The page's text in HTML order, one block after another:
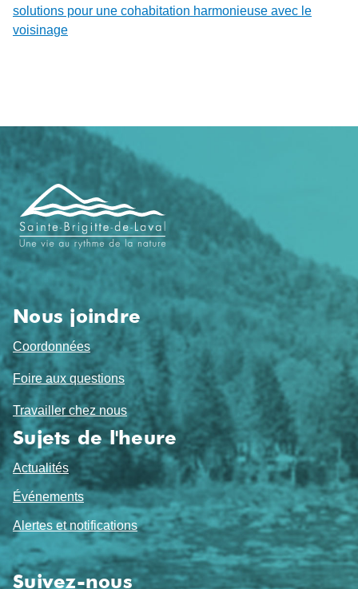
solutions pour une cohabitation harmonieuse avec le
voisinage
Navigation
de
pied
de
page
Nous joindre
Coordonnées
Foire aux questions
Travailler chez nous
Sujets de l'heure
Actualités
Événements
Alertes et notifications
Suivez-nous